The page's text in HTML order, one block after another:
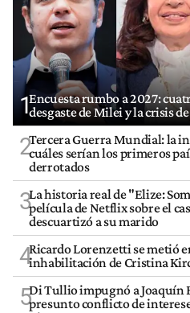
1Encuesta rumbo a 2027:
desgaste de Milei y la crisis
2Tercera Guerra Mundial: la
cuáles serían los primeros
derrotados
3La historia real de "Elize:
película de Netflix sobre el
descuartizó a su marido
4Ricardo Lorenzetti se metió
inhabilitación de Cristina
5Di Tullio impugnó a Joaquín
presunto conflicto de